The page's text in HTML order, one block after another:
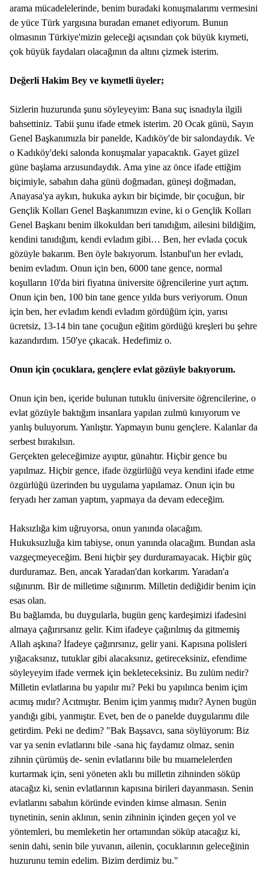
arama mücadelelerinde, benim buradaki konuşmalarımı vermesini
de yüce Türk yargısına buradan emanet ediyorum. Bunun
olmasının Türkiye'mizin geleceği açısından çok büyük kıymeti,
çok büyük faydaları olacağının da altını çizmek isterim.
Değerli Hakim Bey ve kıymetli üyeler;
Sizlerin huzurunda şunu söyleyeyim: Bana suç isnadıyla ilgili
bahsettiniz. Tabii şunu ifade etmek isterim. 20 Ocak günü, Sayın
Genel Başkanımızla bir panelde, Kadıköy'de bir salondaydık. Ve
o Kadıköy'deki salonda konuşmalar yapacaktık. Gayet güzel
güne başlama arzusundaydık. Ama yine az önce ifade ettiğim
biçimiyle, sabahın daha günü doğmadan, güneşi doğmadan,
Anayasa'ya aykırı, hukuka aykırı bir biçimde, bir çocuğun, bir
Gençlik Kolları Genel Başkanımızın evine, ki o Gençlik Kolları
Genel Başkanı benim ilkokuldan beri tanıdığım, ailesini bildiğim,
kendini tanıdığım, kendi evladım gibi… Ben, her evlada çocuk
gözüyle bakarım. Ben öyle bakıyorum. İstanbul'un her evladı,
benim evladım. Onun için ben, 6000 tane gence, normal
koşulların 10'da biri fiyatına üniversite öğrencilerine yurt açtım.
Onun için ben, 100 bin tane gence yılda burs veriyorum. Onun
için ben, her evladım kendi evladım gördüğüm için, yarısı
ücretsiz, 13-14 bin tane çocuğun eğitim gördüğü kreşleri bu şehre
kazandırdım. 150'ye çıkacak. Hedefimiz o.
Onun için çocuklara, gençlere evlat gözüyle bakıyorum.
Onun için ben, içeride bulunan tutuklu üniversite öğrencilerine, o
evlat gözüyle baktığım insanlara yapılan zulmü kınıyorum ve
yanlış buluyorum. Yanlıştır. Yapmayın bunu gençlere. Kalanlar da
serbest bırakılsın.
Gerçekten geleceğimize ayıptır, günahtır. Hiçbir gence bu
yapılmaz. Hiçbir gence, ifade özgürlüğü veya kendini ifade etme
özgürlüğü üzerinden bu uygulama yapılamaz. Onun için bu
feryadı her zaman yaptım, yapmaya da devam edeceğim.
Haksızlığa kim uğruyorsa, onun yanında olacağım.
Hukuksuzluğa kim tabiyse, onun yanında olacağım. Bundan asla
vazgeçmeyeceğim. Beni hiçbir şey durduramayacak. Hiçbir güç
durduramaz. Ben, ancak Yaradan'dan korkarım. Yaradan'a
sığınırım. Bir de milletime sığınırım. Milletin dediğidir benim için
esas olan.
Bu bağlamda, bu duygularla, bugün genç kardeşimizi ifadesini
almaya çağırırsanız gelir. Kim ifadeye çağırılmış da gitmemiş
Allah aşkına? İfadeye çağırırsınız, gelir yani. Kapısına polisleri
yığacaksınız, tutuklar gibi alacaksınız, getireceksiniz, efendime
söyleyeyim ifade vermek için bekleteceksiniz. Bu zulüm nedir?
Milletin evlatlarına bu yapılır mı? Peki bu yapılınca benim içim
acımış mıdır? Acıtmıştır. Benim içim yanmış mıdır? Aynen bugün
yandığı gibi, yanmıştır. Evet, ben de o panelde duygularımı dile
getirdim. Peki ne dedim? "Bak Başsavcı, sana söylüyorum: Biz
var ya senin evlatlarını bile -sana hiç faydamız olmaz, senin
zihnin çürümüş de- senin evlatlarını bile bu muamelelerden
kurtarmak için, seni yöneten aklı bu milletin zihninden söküp
atacağız ki, senin evlatlarının kapısına birileri dayanmasın. Senin
evlatlarını sabahın köründe evinden kimse almasın. Senin
tıynetinin, senin aklının, senin zihninin içinden geçen yol ve
yöntemleri, bu memleketin her ortamından söküp atacağız ki,
senin dahi, senin bile yuvanın, ailenin, çocuklarının geleceğinin
huzurunu temin edelim. Bizim derdimiz bu."